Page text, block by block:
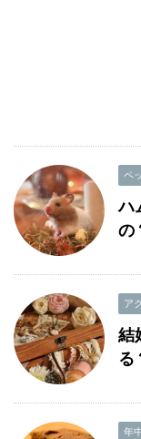
ペ
ハ
の
ア
結
る
年